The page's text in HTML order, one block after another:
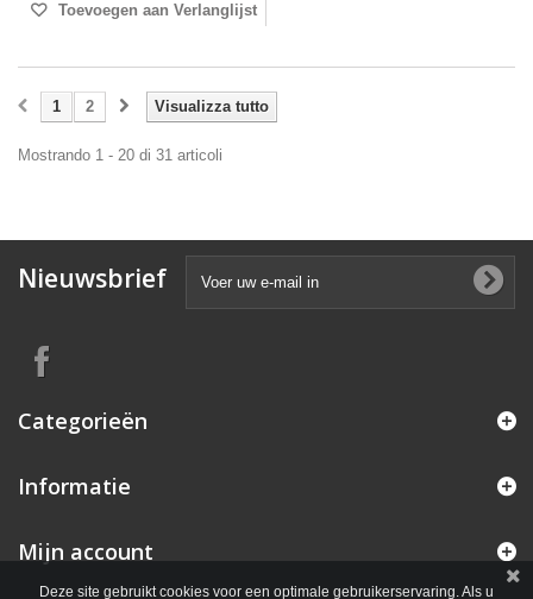
Toevoegen aan Verlanglijst
Visualizza tutto
1 2
Mostrando 1 - 20 di 31 articoli
Nieuwsbrief
Categorieën
Informatie
Mijn account
Deze site gebruikt cookies voor een optimale gebruikerservaring. Als u